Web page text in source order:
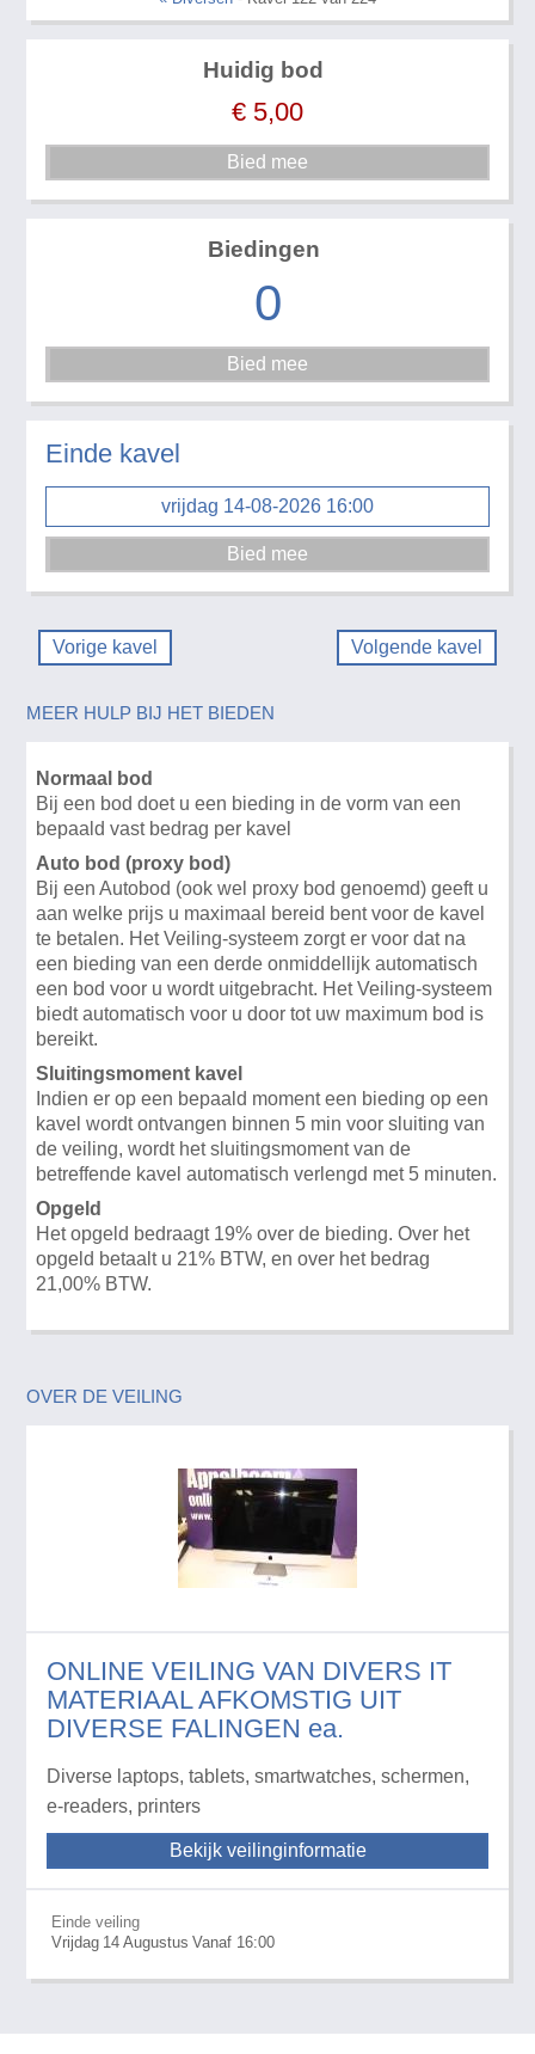
Huidig bod
€ 5,00
Biedingen
0
Einde kavel
vrijdag 14-08-2026 16:00
Vorige kavel Volgende kavel
MEER HULP BIJ HET BIEDEN
Normaal bod
Bij een bod doet u een bieding in de vorm van een
bepaald vast bedrag per kavel
Auto bod (proxy bod)
Bij een Autobod (ook wel proxy bod genoemd) geeft u
aan welke prijs u maximaal bereid bent voor de kavel
te betalen. Het Veiling-systeem zorgt er voor dat na
een bieding van een derde onmiddellijk automatisch
een bod voor u wordt uitgebracht. Het Veiling-systeem
biedt automatisch voor u door tot uw maximum bod is
bereikt.
Sluitingsmoment kavel
Indien er op een bepaald moment een bieding op een
kavel wordt ontvangen binnen 5 min voor sluiting van
de veiling, wordt het sluitingsmoment van de
betreffende kavel automatisch verlengd met 5 minuten.
Opgeld
Het opgeld bedraagt 19% over de bieding. Over het
opgeld betaalt u 21% BTW, en over het bedrag
21,00% BTW.
OVER DE VEILING
ONLINE VEILING VAN DIVERS IT
MATERIAAL AFKOMSTIG UIT
DIVERSE FALINGEN ea.
Diverse laptops, tablets, smartwatches, schermen,
e-readers, printers
Bekijk veilinginformatie
Einde veiling
Vrijdag 14 Augustus Vanaf 16:00